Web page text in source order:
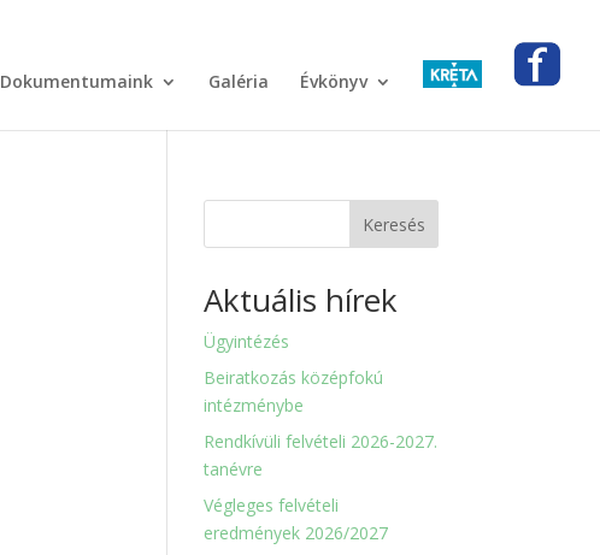
Dokumentumaink Galéria Évkönyv
Keresés
Aktuális hírek
Ügyintézés
Beiratkozás középfokú
intézménybe
Rendkívüli felvételi 2026-2027.
tanévre
Végleges felvételi
eredmények 2026/2027